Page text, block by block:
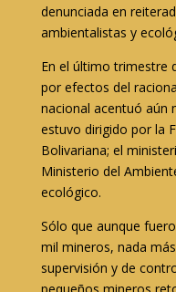
denunciada en
ambientalistas y
En el último trimestre
por efectos del
nacional acentuó aún
estuvo dirigido por la
Bolivariana; el
Ministerio del
ecológico.
Sólo que aunque
mil mineros, nada
supervisión y de